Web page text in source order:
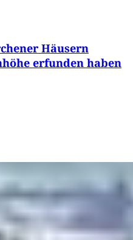
Häusern
erfunden haben